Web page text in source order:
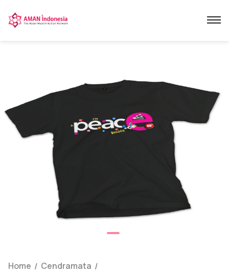
Home / Cendramata /